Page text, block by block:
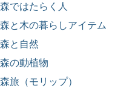
森ではたらく人
森と木の暮らしアイテム
森と自然
森の動植物
森旅（モリップ）